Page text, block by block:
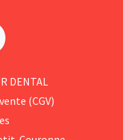
DENTAL
(CGV)